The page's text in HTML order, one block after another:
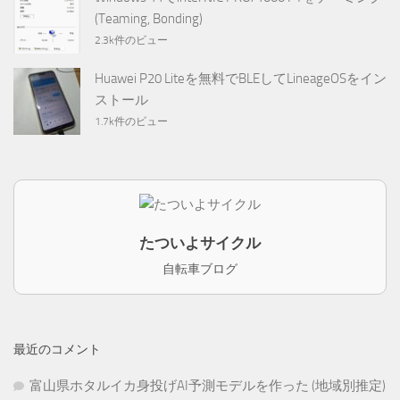
(Teaming, Bonding)
2.3k件のビュー
Huawei P20 Liteを無料でBLEしてLineageOSをイン
ストール
1.7k件のビュー
たついよサイクル
自転車ブログ
最近のコメント
富山県ホタルイカ身投げAI予測モデルを作った (地域別推定)